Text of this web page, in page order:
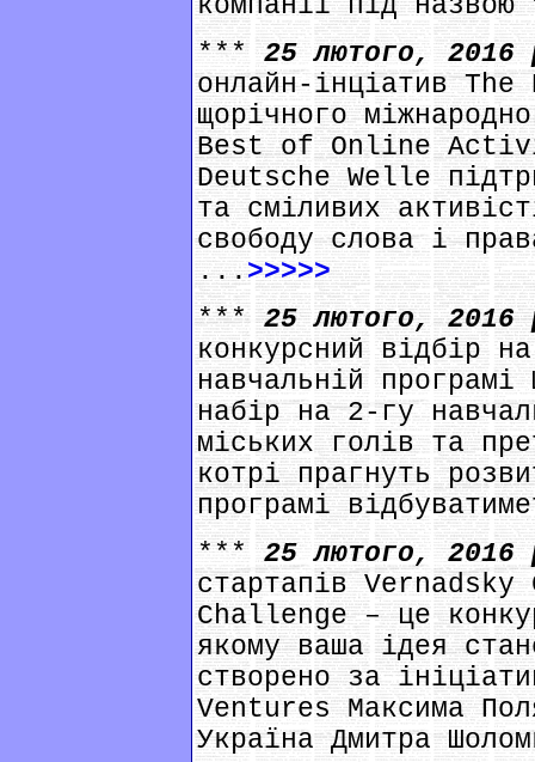
***25 лютого,
онлайн-інціатив The
щорічного
Best of Online
Deutsche Welle
та сміливих
свободу слова і
...>>>>>
***25 лютого,
конкурсний відбір
навчальній програмі
набір на 2-гу
міських голів та
котрі прагнуть
програмі
***25 лютого,
стартапів
Challenge – це
якому ваша ідея
створено за
Ventures Максима
Україна Дмитра